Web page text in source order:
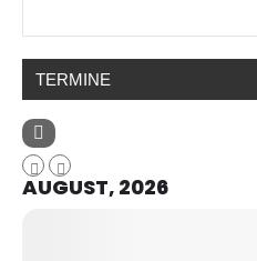
TERMINE
AUGUST, 2026